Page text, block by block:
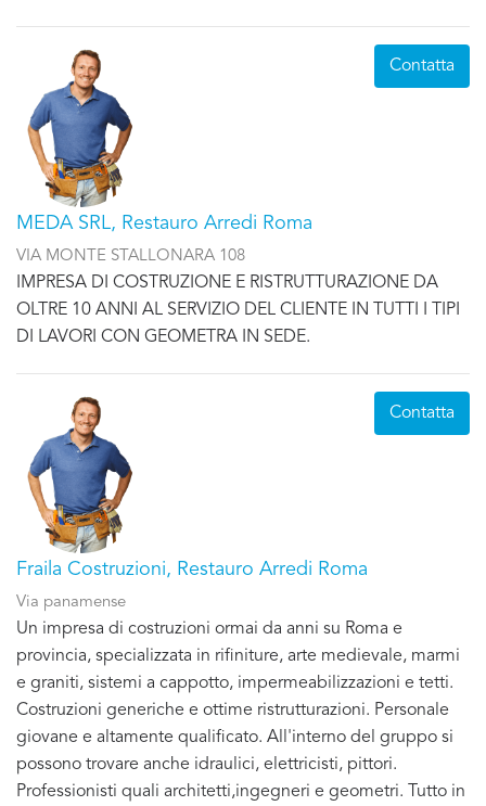
MEDA SRL, Restauro Arredi Roma
VIA MONTE STALLONARA 108
IMPRESA DI COSTRUZIONE E RISTRUTTURAZIONE DA
OLTRE 10 ANNI AL SERVIZIO DEL CLIENTE IN TUTTI I TIPI
DI LAVORI CON GEOMETRA IN SEDE.
Contatta
Fraila Costruzioni, Restauro Arredi Roma
Via panamense
Un impresa di costruzioni ormai da anni su Roma e
provincia, specializzata in rifiniture, arte medievale, marmi
e graniti, sistemi a cappotto, impermeabilizzazioni e tetti.
Costruzioni generiche e ottime ristrutturazioni. Personale
giovane e altamente qualificato. All'interno del gruppo si
possono trovare anche idraulici, elettricisti, pittori.
Professionisti quali architetti,ingegneri e geometri. Tutto in
Contatta